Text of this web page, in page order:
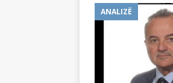
ANALIZË